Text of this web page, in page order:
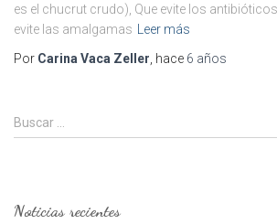
es el chucrut crudo), Que evite los
evite las amalgamas
Leer más
Por Carina Vaca Zeller , hace 6 años
B
u
r
Buscar …
Noticias recientes